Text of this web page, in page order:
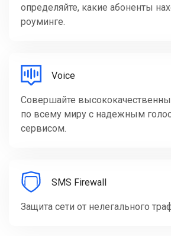
определяйте, какие абоненты
роуминге.
Voice
Совершайте
по всему миру с надежным
сервисом.
SMS Firewall
Защита сети от нелегального